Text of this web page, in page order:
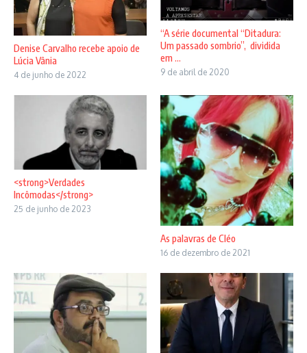
Denise Carvalho recebe apoio de
Lúcia Vânia
4 de junho de 2022
“A série documental “Ditadura:
Um passado sombrio”, dividida
em ...
9 de abril de 2020
<strong>Verdades
Incômodas</strong>
25 de junho de 2023
As palavras de Cléo
16 de dezembro de 2021